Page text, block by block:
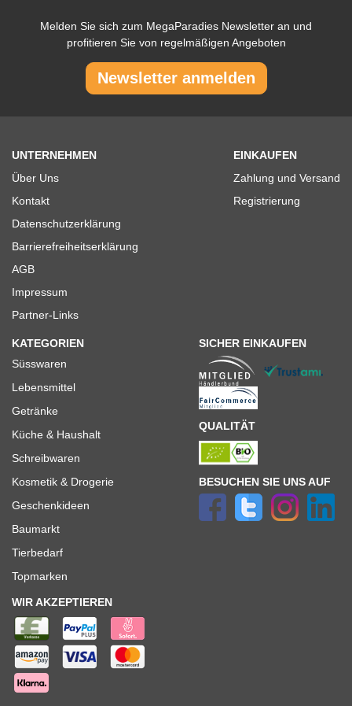
Melden Sie sich zum MegaParadies Newsletter an und
profitieren Sie von regelmäßigen Angeboten
Newsletter anmelden
UNTERNEHMEN
Über Uns
Kontakt
Datenschutzerklärung
Barrierefreiheitserklärung
AGB
Impressum
Partner-Links
EINKAUFEN
Zahlung und Versand
Registrierung
KATEGORIEN
Süsswaren
Lebensmittel
Getränke
Küche & Haushalt
Schreibwaren
Kosmetik & Drogerie
Geschenkideen
Baumarkt
Tierbedarf
Topmarken
SICHER EINKAUFEN
QUALITÄT
BESUCHEN SIE UNS AUF
WIR AKZEPTIEREN